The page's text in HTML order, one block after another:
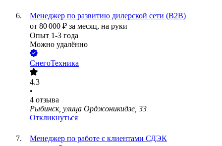
Менеджер по развитию дилерской сети (B2B)
от 80 000 ₽ за месяц, на руки
Опыт 1-3 года
Можно удалённо
СнегоТехника
4.3
•
4 отзыва
Рыбинск, улица Орджоникидзе, 33
Откликнуться
Менеджер по работе с клиентами СДЭК